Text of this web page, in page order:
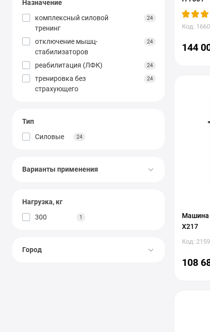
Назначение
комплексный силовой
тренинг
24
отключение мышц-
стабилизаторов
24
реабилитация (ЛФК) 24
тренировка без
страхующего
24
Тип
Силовые
24
Варианты применения
Нагрузка, кг
300
1
Город
Код:
144
Машина
X217
Код:
108